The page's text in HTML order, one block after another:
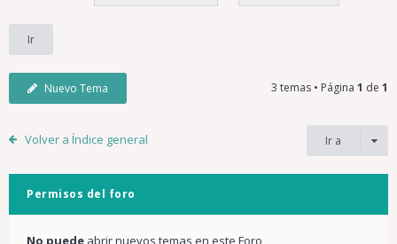
Nuevo Tema 3 temas • Página 1 de 1
Volver a Índice general Ir a
Permisos del foro
No puede abrir nuevos temas en este Foro